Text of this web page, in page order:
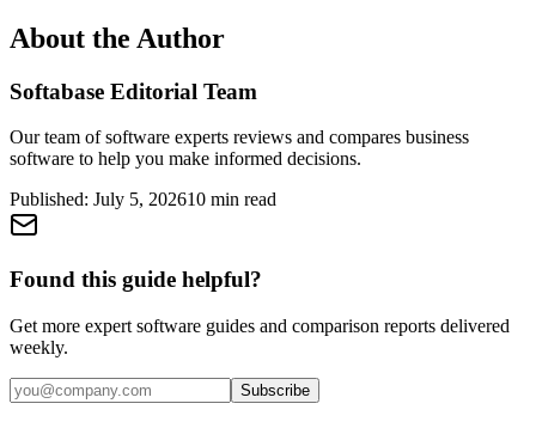
About the Author
Softabase Editorial Team
Our team of software experts reviews and compares business
software to help you make informed decisions.
Published: July 5, 202610 min read
Found this guide helpful?
Get more expert software guides and comparison reports delivered
weekly.
Subscribe